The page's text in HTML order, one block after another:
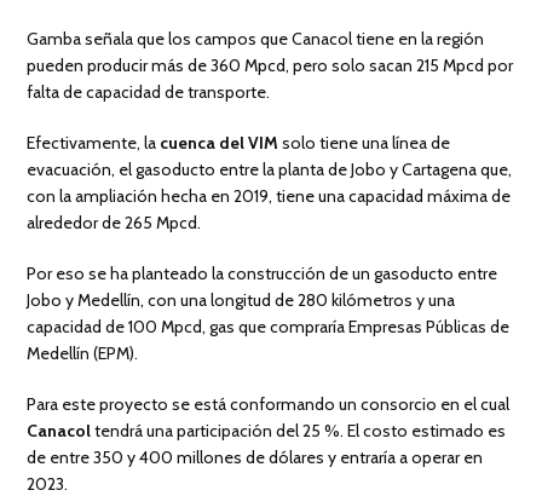
Gamba señala que los campos que Canacol tiene en la región
pueden producir más de 360 Mpcd, pero solo sacan 215 Mpcd por
falta de capacidad de transporte.
Efectivamente, la cuenca del VIMsolo tiene una línea de
evacuación, el gasoducto entre la planta de Jobo y Cartagena que,
con la ampliación hecha en 2019, tiene una capacidad máxima de
alrededor de 265 Mpcd.
Por eso se ha planteado la construcción de un gasoducto entre
Jobo y Medellín, con una longitud de 280 kilómetros y una
capacidad de 100 Mpcd, gas que compraría Empresas Públicas de
Medellín (EPM).
Para este proyecto se está conformando un consorcio en el cual
Canacoltendrá una participación del 25 %. El costo estimado es
de entre 350 y 400 millones de dólares y entraría a operar en
2023.